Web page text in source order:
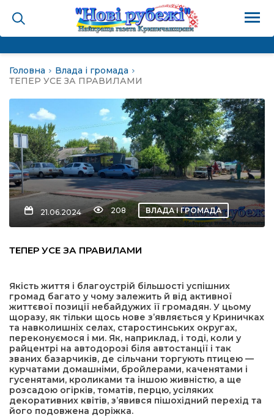
громада
редактора
Відповідаємо
Головна
Влада і громада
ТЕПЕР УСЕ ЗА ПРАВИЛАМИ
21.06.2024 208 ВЛАДА І ГРОМАДА
ТЕПЕР УСЕ ЗА ПРАВИЛАМИ
Якість життя і благоустрій більшості успішних
громад багато у чому залежить й від активної
життєвої позиції небайдужих її громадян. У цьому
щоразу, як тільки щось нове з’являється у Криничках
та навколишніх селах, старостинських округах,
переконуємося і ми. Як, наприклад, і тоді, коли у
райцентрі на автодорозі біля автостанції і так
званих базарчиків, де сільчани торгують птицею —
курчатами домашніми, бройлерами, каченятами і
гусенятами, кроликами та іншою живністю, а ще
розсадою огірків, томатів, перцю, усіляких
декоративних квітів, з’явився пішохідний перехід та
його подовжена доріжка.